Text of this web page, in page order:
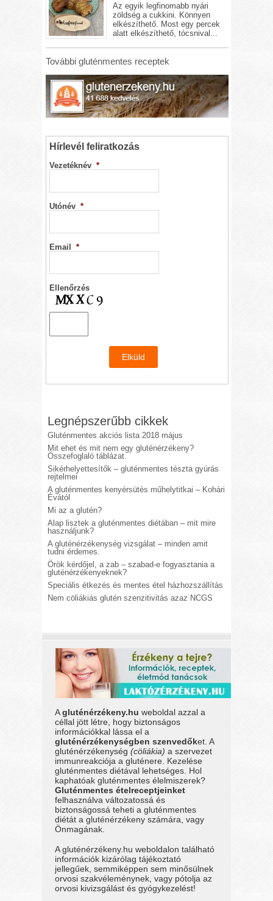
Az egyik legfinomabb nyári
zöldség a cukkini. Könnyen
elkészíthető. Most egy percek
alatt elkészíthető, tócsnival...
További gluténmentes receptek
Hírlevél feliratkozás
Vezetéknév *
Utónév *
Email *
Ellenőrzés
Legnépszerűbb cikkek
Gluténmentes akciós lista 2018 május
Mit ehet és mit nem egy gluténérzékeny?
Összefoglaló táblázat.
Sikérhelyettesítők – gluténmentes tészta gyúrás
rejtelmei
A gluténmentes kenyérsütés műhelytitkai – Kohári
Évától
Mi az a glutén?
Alap lisztek a gluténmentes diétában – mit mire
használjunk?
A gluténérzékenység vizsgálat – minden amit
tudni érdemes.
Örök kérdőjel, a zab – szabad-e fogyasztania a
gluténérzékenyeknek?
Speciális étkezés és mentes étel házhozszállítás
Nem cöliákiás glutén szenzitivitás azaz NCGS
Agluténérzékeny.hu weboldal azzal a
céllal jött létre, hogy biztonságos
információkkal lássa el a
gluténérzékenységben szenvedőket. A
gluténérzékenység(cöliákia) a szervezet
immunreakciója a gluténere. Kezelése
gluténmentes diétával lehetséges. Hol
kaphatóak gluténmentes élelmiszerek?
Gluténmentes ételreceptjeinket
felhasználva változatossá és
biztonságossá teheti a gluténmentes
diétát a gluténérzékeny számára, vagy
Önmagának.
A gluténérzékeny.hu weboldalon található
információk kizárólag tájékoztató
jellegűek, semmiképpen sem minősülnek
orvosi szakvéleménynek, vagy pótolja az
orvosi kivizsgálást és gyógykezelést!